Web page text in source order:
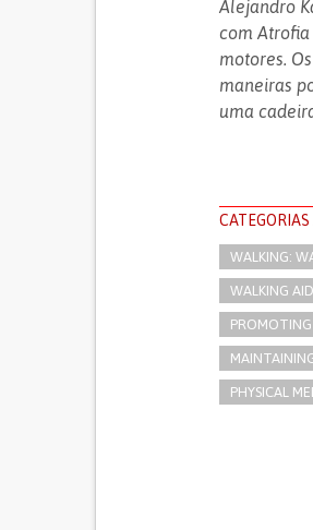
Alejandro
com Atrofia
motores.
maneiras
uma
WALKING:
WALKING
PHYSICAL